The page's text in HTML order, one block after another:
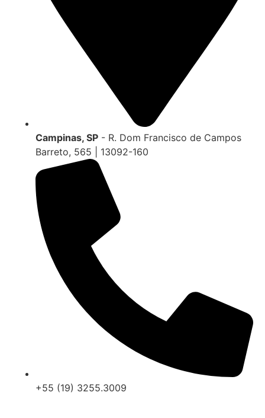
Campinas, SP - R. Dom Francisco de Campos
Barreto, 565 | 13092-160
+55 (19) 3255.3009